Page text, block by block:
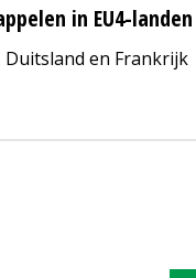
in EU4-
Duitsland en Frankrijk